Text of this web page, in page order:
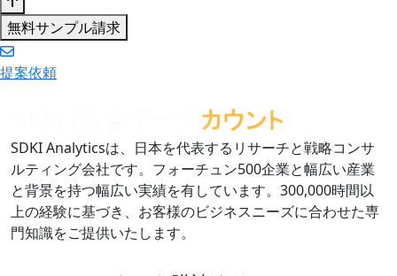
無料サンプル請求
提案依頼
SDKI Analyticsは、日本を代表するリサーチと戦略コンサ
ルティング会社です。フォーチュン500企業と幅広い産業
と背景を持つ幅広い実績を有しています。300,000時間以
上の経験に基づき、お客様のビジネスニーズに合わせた専
門知識をご提供いたします。